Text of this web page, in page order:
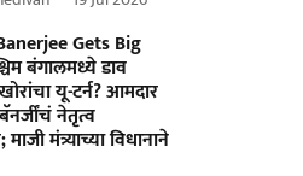
Gets Big
बंगालमध्ये डाव
यू-टर्न? आमदार
नेतृत्व
मंत्र्याच्या विधानाने